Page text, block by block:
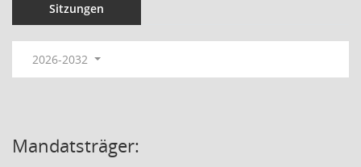
Sitzungen
2026-2032
Mandatsträger: